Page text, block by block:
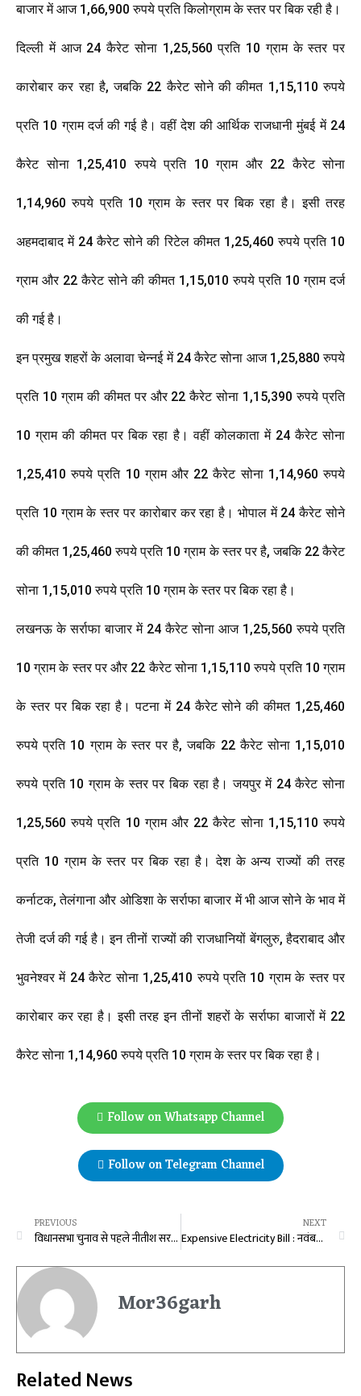
बाजार में आज 1,66,900 रुपये प्रति किलोग्राम के स्तर पर बिक रही है।
दिल्ली में आज 24 कैरेट सोना 1,25,560 प्रति 10 ग्राम के स्तर पर
कारोबार कर रहा है, जबकि 22 कैरेट सोने की कीमत 1,15,110 रुपये
प्रति 10 ग्राम दर्ज की गई है। वहीं देश की आर्थिक राजधानी मुंबई में 24
कैरेट सोना 1,25,410 रुपये प्रति 10 ग्राम और 22 कैरेट सोना
1,14,960 रुपये प्रति 10 ग्राम के स्तर पर बिक रहा है। इसी तरह
अहमदाबाद में 24 कैरेट सोने की रिटेल कीमत 1,25,460 रुपये प्रति 10
ग्राम और 22 कैरेट सोने की कीमत 1,15,010 रुपये प्रति 10 ग्राम दर्ज
की गई है।
इन प्रमुख शहरों के अलावा चेन्नई में 24 कैरेट सोना आज 1,25,880 रुपये
प्रति 10 ग्राम की कीमत पर और 22 कैरेट सोना 1,15,390 रुपये प्रति
10 ग्राम की कीमत पर बिक रहा है। वहीं कोलकाता में 24 कैरेट सोना
1,25,410 रुपये प्रति 10 ग्राम और 22 कैरेट सोना 1,14,960 रुपये
प्रति 10 ग्राम के स्तर पर कारोबार कर रहा है। भोपाल में 24 कैरेट सोने
की कीमत 1,25,460 रुपये प्रति 10 ग्राम के स्तर पर है, जबकि 22 कैरेट
सोना 1,15,010 रुपये प्रति 10 ग्राम के स्तर पर बिक रहा है।
लखनऊ के सर्राफा बाजार में 24 कैरेट सोना आज 1,25,560 रुपये प्रति
10 ग्राम के स्तर पर और 22 कैरेट सोना 1,15,110 रुपये प्रति 10 ग्राम
के स्तर पर बिक रहा है। पटना में 24 कैरेट सोने की कीमत 1,25,460
रुपये प्रति 10 ग्राम के स्तर पर है, जबकि 22 कैरेट सोना 1,15,010
रुपये प्रति 10 ग्राम के स्तर पर बिक रहा है। जयपुर में 24 कैरेट सोना
1,25,560 रुपये प्रति 10 ग्राम और 22 कैरेट सोना 1,15,110 रुपये
प्रति 10 ग्राम के स्तर पर बिक रहा है। देश के अन्य राज्यों की तरह
कर्नाटक, तेलंगाना और ओडिशा के सर्राफा बाजार में भी आज सोने के भाव में
तेजी दर्ज की गई है। इन तीनों राज्यों की राजधानियों बेंगलुरु, हैदराबाद और
भुवनेश्वर में 24 कैरेट सोना 1,25,410 रुपये प्रति 10 ग्राम के स्तर पर
कारोबार कर रहा है। इसी तरह इन तीनों शहरों के सर्राफा बाजारों में 22
कैरेट सोना 1,14,960 रुपये प्रति 10 ग्राम के स्तर पर बिक रहा है।
Follow on Whatsapp Channel
Follow on Telegram Channel
PREVIOUS
विधानसभा चुनाव से पहले नीतीश सरकार का बड़ा तोहफा, बिहार वालों को 100 यूनिट तक मुफ्त मिलेगी बिजल
NEXT
Expensive Electricity Bill : नवंबर के बिजली बिलों में 12% की बढ़ोतरी! FPPAS से बढ़ेगा भार…महंगे होंगे घर-दुकान-कारखानों के बिल…
Mor36garh
Related News